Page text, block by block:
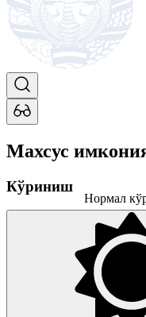
Махсус
Кўриниш
Нормал